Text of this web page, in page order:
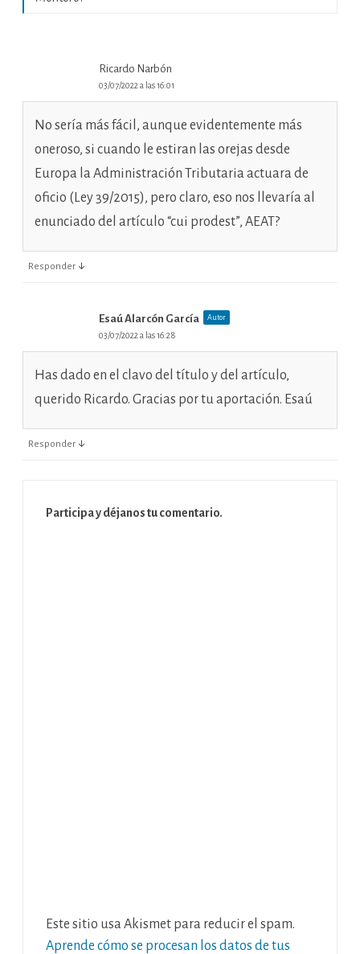
Ricardo Narbón
03/07/2022 a las 16:01
No sería más fácil, aunque evidentemente más
oneroso, si cuando le estiran las orejas desde
Europa la Administración Tributaria actuara de
oficio (Ley 39/2015), pero claro, eso nos llevaría al
enunciado del artículo “cui prodest”, AEAT?
Responder ↓
Esaú Alarcón García Autor
03/07/2022 a las 16:28
Has dado en el clavo del título y del artículo,
querido Ricardo. Gracias por tu aportación. Esaú
Responder ↓
Participa y déjanos tu comentario.
Este sitio usa Akismet para reducir el spam.
Aprende cómo se procesan los datos de tus